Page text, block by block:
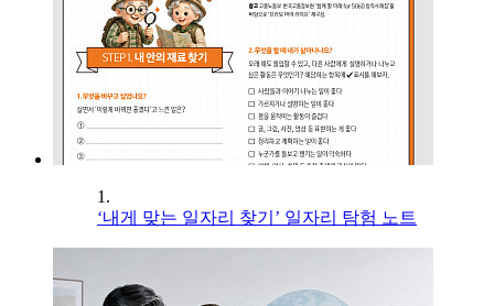
1.
‘내게 맞는 일자리 찾기’ 일자리 탐험 노트